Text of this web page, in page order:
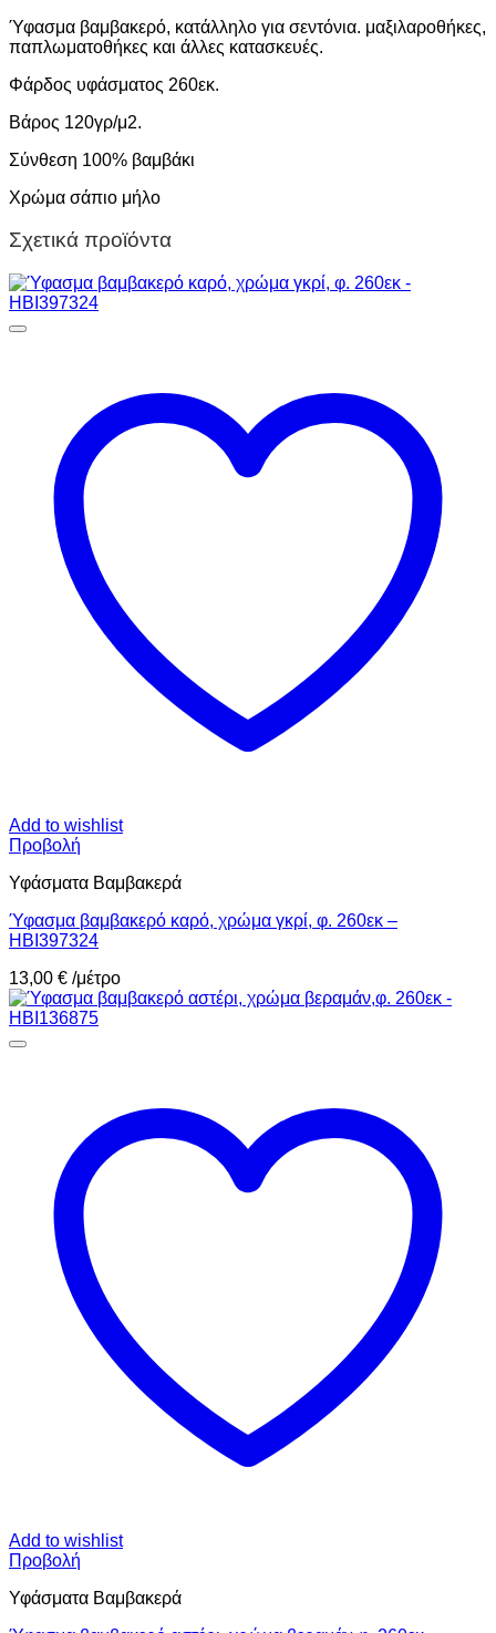
260εκ
-
ποσότητα
Ύφασμα βαμβακερό, κατάλληλο για σεντόνια. μαξιλαροθήκες,
παπλωματοθήκες και άλλες κατασκευές.
Φάρδος υφάσματος 260εκ.
Βάρος 120γρ/μ2.
Σύνθεση 100% βαμβάκι
Χρώμα σάπιο μήλο
Σχετικά προϊόντα
Add to wishlist
Προβολή
Υφάσματα Βαμβακερά
Ύφασμα βαμβακερό καρό, χρώμα γκρί, φ. 260εκ –
HBI397324
13,00 € /μέτρο
Add to wishlist
Προβολή
Υφάσματα Βαμβακερά